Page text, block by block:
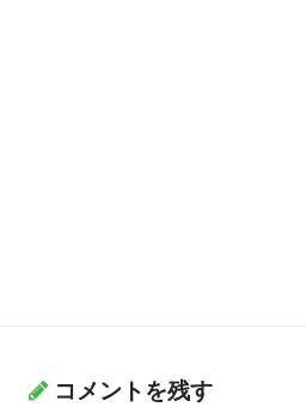
コメントを残す